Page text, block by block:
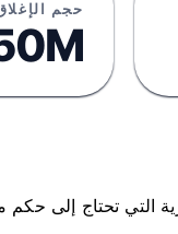
حجم